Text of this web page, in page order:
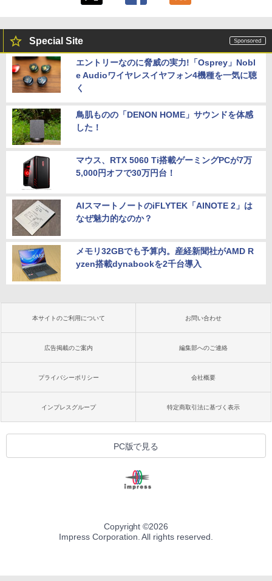
Special Site
エントリーなのに脅威の実力!「Osprey」Nobl
e Audioワイヤレスイヤフォン4機種を一気に聴
く
鳥肌ものの「DENON HOME」サウンドを体感
した！
マウス、RTX 5060 Ti搭載ゲーミングPCが7万
5,000円オフで30万円台！
AIスマートノートのiFLYTEK「AINOTE 2」は
なぜ魅力的なのか？
メモリ32GBでも予算内。産経新聞社がAMD R
yzen搭載dynabookを2千台導入
本サイトのご利用について お問い合わせ
広告掲載のご案内 編集部へのご連絡
プライバシーポリシー 会社概要
インプレスグループ 特定商取引法に基づく表示
PC版で見る
Copyright ©2026
Impress Corporation. All rights reserved.